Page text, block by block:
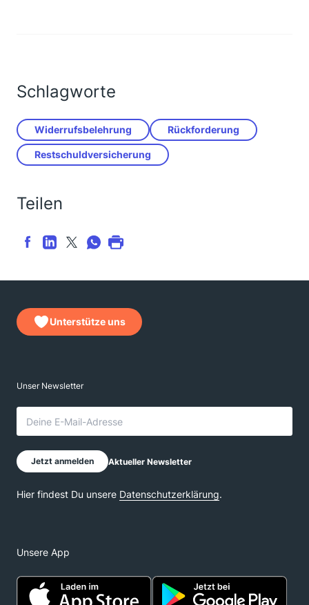
Schlagworte
Widerrufsbelehrung Rückforderung
Restschuldversicherung
Teilen
Unterstütze uns
Unsere App